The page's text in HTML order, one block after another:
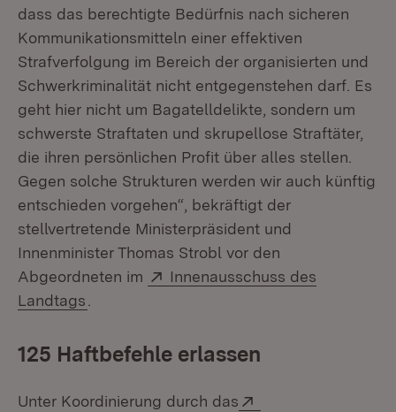
dass das berechtigte Bedürfnis nach sicheren
Kommunikationsmitteln einer effektiven
Strafverfolgung im Bereich der organisierten und
Schwerkriminalität nicht entgegenstehen darf. Es
geht hier nicht um Bagatelldelikte, sondern um
schwerste Straftaten und skrupellose Straftäter,
die ihren persönlichen Profit über alles stellen.
Gegen solche Strukturen werden wir auch künftig
entschieden vorgehen“, bekräftigt der
stellvertretende Ministerpräsident und
Innenminister Thomas Strobl vor den
Abgeordneten im
Extern:
Innenausschuss des
Landtags
125 Haftbefehle erlassen
Unter Koordinierung durch das